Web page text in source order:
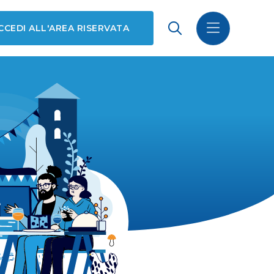
ALL'AREA RISERVATA